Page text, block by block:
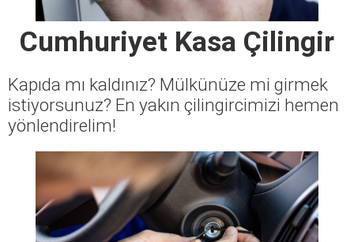
Cumhuriyet Kasa Çilingir
Kapıda mı kaldınız? Mülkünüze mi girmek
istiyorsunuz? En yakın çilingircimizi hemen
yönlendirelim!